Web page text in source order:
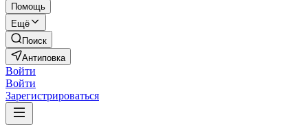
Помощь
Ещё
Поиск
Антиповка
Войти
Войти
Зарегистрироваться